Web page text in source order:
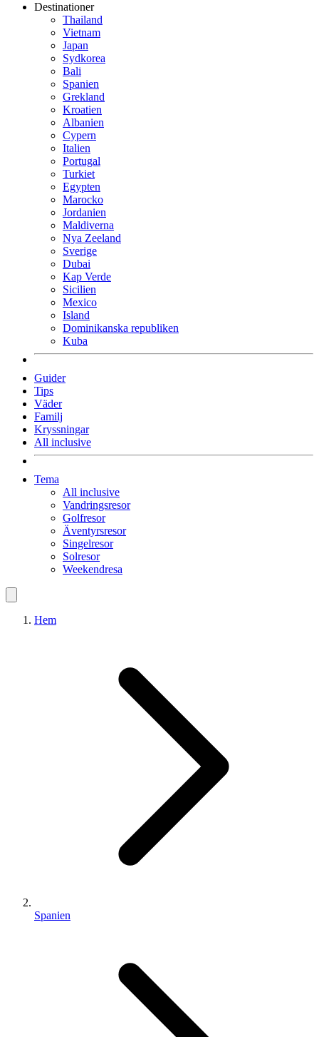
Destinationer
Thailand
Vietnam
Japan
Sydkorea
Bali
Spanien
Grekland
Kroatien
Albanien
Cypern
Italien
Portugal
Turkiet
Egypten
Marocko
Jordanien
Maldiverna
Nya Zeeland
Sverige
Dubai
Kap Verde
Sicilien
Mexico
Island
Dominikanska republiken
Kuba
Guider
Tips
Väder
Familj
Kryssningar
All inclusive
Tema
All inclusive
Vandringsresor
Golfresor
Äventyrsresor
Singelresor
Solresor
Weekendresa
Hem
Spanien